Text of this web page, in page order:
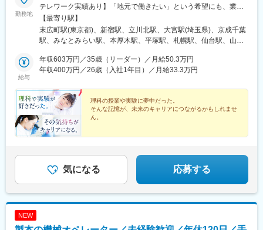
駅、近江八幡駅、唐橋前駅、水口駅、虎姫駅、近江長岡駅、愛知
川駅、石原駅(京都府)、木幡駅(京都府・京阪線)、並河駅、西大路
御池駅、東舞鶴駅、平林駅(大阪府)、放出駅、滝谷不動駅、西梅田
駅、萱島駅、新石切駅、トレードセンター前駅、高槻市駅、蛸地
蔵駅、南港東駅、和泉中央駅、志紀駅、北花田駅、桜島駅、ＪＲ
総持寺駅、星ケ丘駅(大阪府)、東三国駅、りんくうタウン駅、広野
駅(兵庫県)、西栗栖駅、千本駅、栄駅(兵庫県)、相野駅、大村駅(兵
駅、伊丹駅(阪急線)、東二見駅、福崎駅、網干駅、鳴門駅、日生中
央駅、佐用駅、フラワータウン駅、西神中央駅、網引駅、マリン
パーク駅、日本へそ公園駅、武庫川団地前駅、コウノトリの郷
駅、西元町駅、播磨町駅、柏原駅(兵庫県)、宝塚駅、別府駅(兵庫
県)、篠山口駅、総合運動公園駅、平松駅、浮孔駅、学研北生駒
(島根県)、金川駅、笠岡駅、西勝間田駅、三菱自工前駅、新広駅、
東福山駅、八次駅、江波駅、西条駅(広島県)、大歳駅、徳山駅、麻
植塚駅、豊浜駅、玉之江駅、山田西町駅、太刀洗駅、竹下駅、新
宮中央駅、田主丸駅、新栄町駅(福岡県)、黒崎駅、肥前麓駅、大善
寺駅、新大村駅、原水駅、肥後大津駅、新玉名駅、八代駅、小川
駅、宇佐駅、日向庄内駅、隼人駅、五位野駅、表木山駅、西１１
勤務地
テレワーク実績あり】「地元で働きたい」という希望にも、業界
トップクラスの取引事業所数約7,000件&プロジェクト数80,000件
の中から検討します。⇒勤務地は北海道・東北・北陸・関東・東
海・関西・中国・四国・九州の各都道府県のプロジェクト先※U・I
OK（エリア・プロジェクトによって変動）※寮／社宅制度など福
利厚生も充実しています※最終的な就業先は、希望・スキル・経験
タ自動車／日産自動車／本田技研工業／デンソー／アイシン◎情
報端末・家電日立製作所／東芝／三菱電機／パナソニック／富士
通◎航空・宇宙IHI／三菱重工業／川崎重工業受動喫煙対策：敷地
内原則禁煙（就業先によっては喫煙所有）
【最寄り駅】
末広町駅(東京都)、新宿駅、立川北駅、大宮駅(埼玉県)、京成千葉
駅、みなとみらい駅、本厚木駅、平塚駅、札幌駅、仙台駅、山形
駅、沼津駅、浜松駅、豊田市駅、近鉄名古屋駅、東岡崎駅、あす
なろう四日市駅、岐阜駅、富山駅、北鉄金沢駅、草津駅(滋賀県)、
前駅、紙屋町西駅、新山口駅、薬院駅、平和通駅、めがね橋駅、
水道町駅、郡山駅(福島県)、甲府駅、盛岡駅、大街道駅、新潟駅、
天文館通駅、東京駅、神田駅(東京都)、三鷹駅、赤坂駅(東京都)、
東池袋駅、茅場町駅、六本木駅、東新宿駅、池袋駅、日本橋駅(東
京都)、錦糸町駅、目黒駅、渋谷駅、品川駅、神谷町駅、大塚駅(東
都)、八丁堀駅(東京都)、有楽町駅、蒲田駅、中野坂上駅、東京テ
レポート駅、豊洲駅、御茶ノ水駅、五反田駅、飯田橋駅、恵比寿
駅、田町駅(東京都)、御徒町駅、東陽町駅、虎ノ門駅、西新宿駅、
給与
年収603万円／35歳（リーダー）／月給50.3万円
年収400万円／26歳（入社1年目）／月給33.3万円
理科の授業や実験に夢中だった。
そんな記憶が、未来のキャリアにつながるかもしれませ
ん。
★プロジェクト数80,000件
★未経験者多数活躍中！
気になる 応募する
NEW